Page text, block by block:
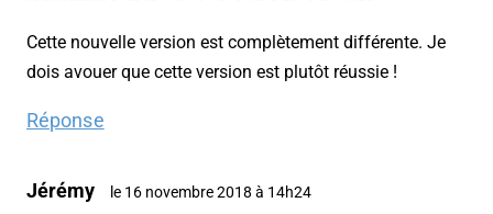
Cette nouvelle version est complètement différente. Je
dois avouer que cette version est plutôt réussie !
Réponse
Jérémy le 16 novembre 2018 à 14h24